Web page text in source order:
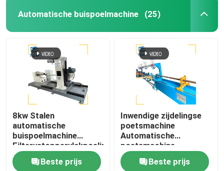
Automatische buispoelmachine (25)
8kw Stalen
automatische
buispoelmachine
Filtervatoppervlakpoeling
Beste prijs
Inwendige zijdelingse
poetsmachine
Automatische
poetsmachine
Poetsmachine voor een
enkele buis van staal
Beste prijs